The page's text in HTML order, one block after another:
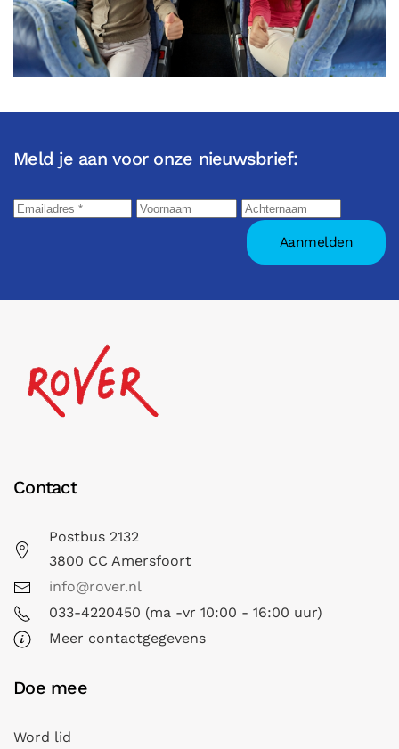
Meld je aan voor onze nieuwsbrief:
Contact
Postbus 2132
3800 CC Amersfoort
info@rover.nl
033-4220450 (ma -vr 10:00 - 16:00 uur)
Meer contactgegevens
Doe mee
Word lid